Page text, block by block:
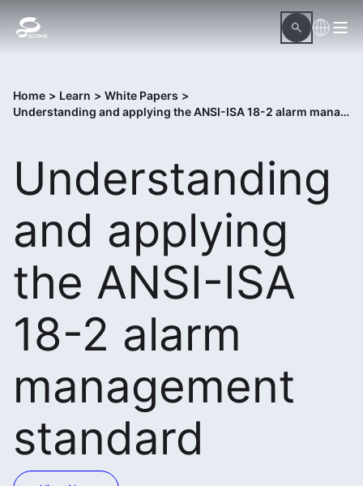
Home > Learn > White Papers >
Understanding and applying the ANSI-ISA 18-2 alarm management standard
Understanding
and applying
the ANSI-ISA
18-2 alarm
management
standard